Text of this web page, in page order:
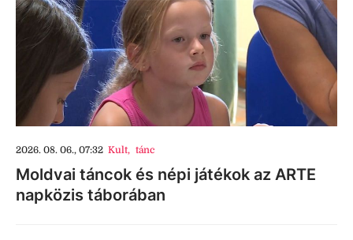
2026. 08. 06., 07:32 Kult, tánc
Moldvai táncok és népi játékok az ARTE
napközis táborában